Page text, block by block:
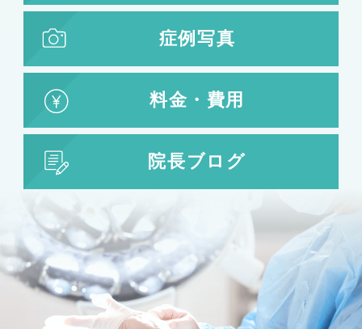
脂肪吸引
婦人科形成
小陰唇形成
目の整形
二重まぶた・目の整形
埋没法
眼瞼下垂 目頭切開
目尻切開
症例写真
料金・費用
院長ブログ